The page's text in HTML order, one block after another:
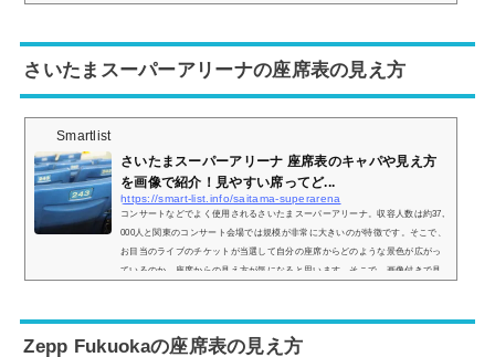
れるのが一...
さいたまスーパーアリーナの座席表の見え方
Smartlist
さいたまスーパーアリーナ 座席表のキャパや見え方
を画像で紹介！見やすい席ってど...
https://smart-list.info/saitama-superarena
コンサートなどでよく使用されるさいたまスーパーアリーナ。収容人数は約37,
000人と関東のコンサート会場では規模が非常に大きいのが特徴です。そこで、
お目当のライブのチケットが当選して自分の座席からどのような景色が広がっ
ているのか、座席からの見え方が気になると思います。そこで、画像付きで見
（1階席） 200レベル（1階席） 300レベル（2階席） 400レベル（2階席） 500...
Zepp Fukuokaの座席表の見え方